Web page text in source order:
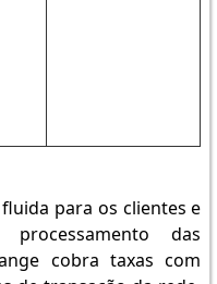
para os clientes e
das
cobra taxas com